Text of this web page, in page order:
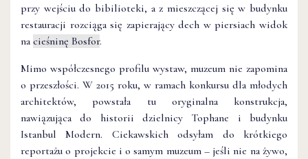
przy wejściu do bibilioteki, a z mieszczącej się w budynku
restauracji rozciąga się zapierający dech w piersiach widok
na cieśninę Bosfor.
Mimo współczesnego profilu wystaw, muzeum nie zapomina
o przeszłości. W 2015 roku, w ramach konkursu dla młodych
architektów, powstała tu oryginalna konstrukcja,
nawiązująca do historii dzielnicy Tophane i budynku
Istanbul Modern. Ciekawskich odsyłam do krótkiego
reportażu o projekcie i o samym muzeum – jeśli nie na żywo,